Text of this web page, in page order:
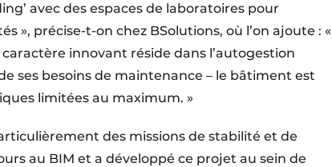
avec des espaces de laboratoires pour
», précise-t-on chez BSolutions, où l’on ajoute : «
innovant réside dans l’autogestion
ses besoins de maintenance – le bâtiment est
limitées au maximum. »
des missions de stabilité et de
au BIM et a développé ce projet au sein de